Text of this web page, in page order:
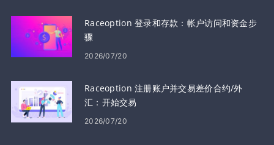
Raceoption 登录和存款：帐户访问和资金步
骤
2026/07/20
Raceoption 注册账户并交易差价合约/外
汇：开始交易
2026/07/20